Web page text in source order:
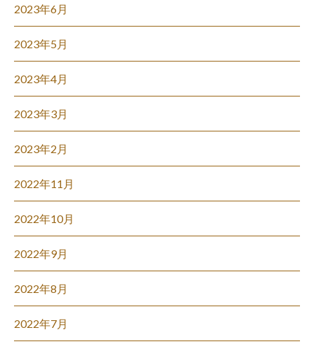
2023年6月
2023年5月
2023年4月
2023年3月
2023年2月
2022年11月
2022年10月
2022年9月
2022年8月
2022年7月